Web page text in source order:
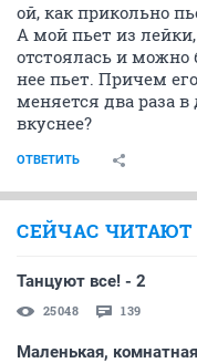
ой, как прикольно
А мой пьет из
отстоялась и можно
нее пьет. Причем
меняется два раза
вкуснее?
ОТВЕТИТЬ
СЕЙЧАС ЧИТАЮТ
Танцуют все! - 2
25048 139
Маленькая,